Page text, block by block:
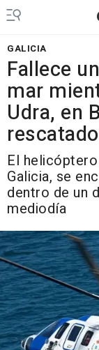
GALICIA
Fallece
mar
Udra, en
rescatado
El
Galicia, se
dentro de un
mediodía